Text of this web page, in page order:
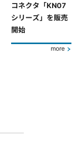
コネクタ「KN07
シリーズ」を販売
開始
more